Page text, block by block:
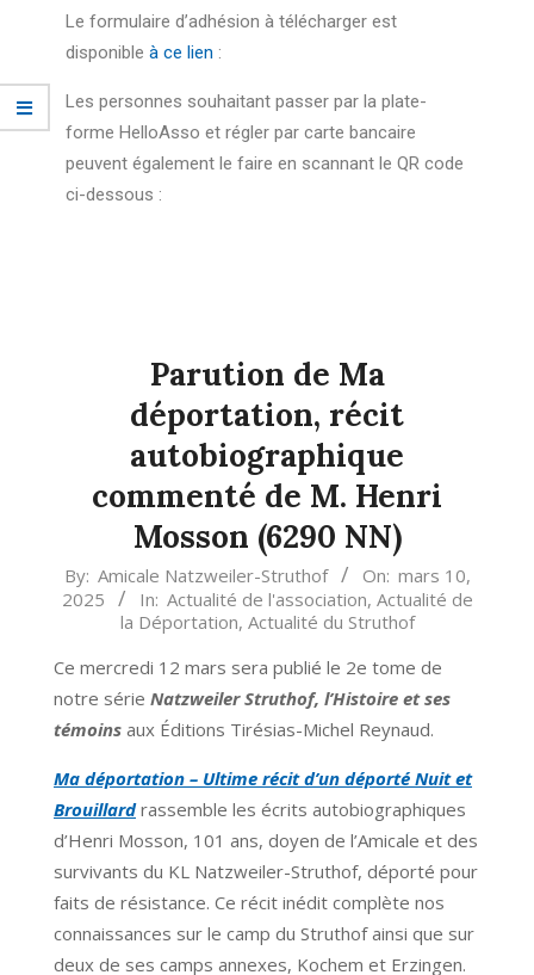
Le formulaire d’adhésion à télécharger est
disponible à ce lien :
Les personnes souhaitant passer par la plate-
forme HelloAsso et régler par carte bancaire
peuvent également le faire en scannant le QR code
ci-dessous :
Parution de Ma
déportation, récit
autobiographique
commenté de M. Henri
Mosson (6290 NN)
By: Amicale Natzweiler-Struthof On: mars 10,
2025
In: Actualité de l'association, Actualité de
la Déportation, Actualité du Struthof
Ce mercredi 12 mars sera publié le 2e tome de
notre série Natzweiler Struthof, l’Histoire et ses
témoins aux Éditions Tirésias-Michel Reynaud.
Ma déportation – Ultime récit d’un déporté Nuit et
Brouillardrassemble les écrits autobiographiques
d’Henri Mosson, 101 ans, doyen de l’Amicale et des
survivants du KL Natzweiler-Struthof, déporté pour
faits de résistance. Ce récit inédit complète nos
connaissances sur le camp du Struthof ainsi que sur
deux de ses camps annexes, Kochem et Erzingen.